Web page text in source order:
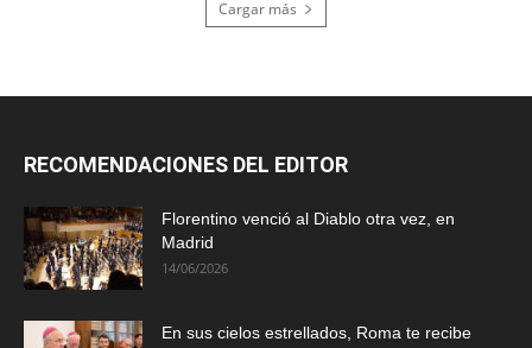
Cargar más
RECOMENDACIONES DEL EDITOR
Florentino venció al Diablo otra vez, en
Madrid
14/06/2026
En sus cielos estrellados, Roma te recibe